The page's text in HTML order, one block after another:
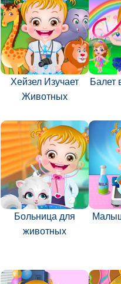
Хейзел Изучает
Животных
Балет
Больница для
животных